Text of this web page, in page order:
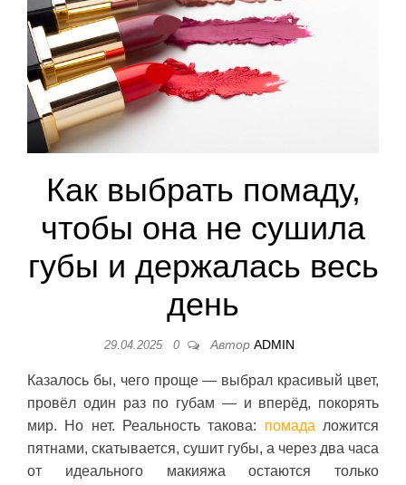
Как выбрать помаду,
чтобы она не сушила
губы и держалась весь
день
29.04.2025 0 Автор ADMIN
Казалось бы, чего проще — выбрал красивый цвет,
провёл один раз по губам — и вперёд, покорять
мир. Но нет. Реальность такова: помадаложится
пятнами, скатывается, сушит губы, а через два часа
от идеального макияжа остаются только